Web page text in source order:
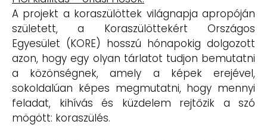
A projekt a koraszülöttek világnapja apropóján
született, a Koraszülöttekért Országos
Egyesület (KORE) hosszú hónapokig dolgozott
azon, hogy egy olyan tárlatot tudjon bemutatni
a közönségnek, amely a képek erejével,
sokoldalúan képes megmutatni, hogy mennyi
feladat, kihívás és küzdelem rejtőzik a szó
mögött: koraszülés.